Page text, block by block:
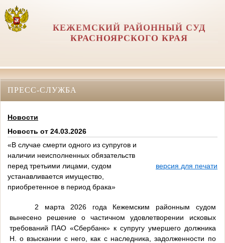
КЕЖЕМСКИЙ РАЙОННЫЙ СУД
КРАСНОЯРСКОГО КРАЯ
ПРЕСС-СЛУЖБА
Новости
Новость от 24.03.2026
«В случае смерти одного из супругов и
наличии неисполненных обязательств
перед третьими лицами, судом
устанавливается имущество,
приобретенное в период брака»
версия для печати
2 марта 2026 года Кежемским районным судом
вынесено решение о частичном удовлетворении исковых
требований ПАО «Сбербанк» к супругу умершего должника
Н. о взыскании с него, как с наследника, задолженности по